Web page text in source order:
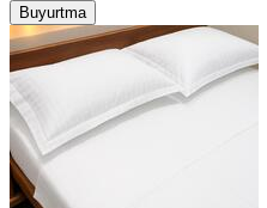
Buyurtma